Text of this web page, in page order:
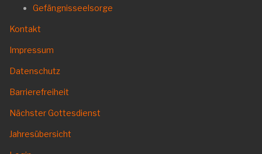
Gefängnisseelsorge
Kontakt
Impressum
Datenschutz
Barrierefreiheit
Nächster Gottesdienst
Jahresübersicht